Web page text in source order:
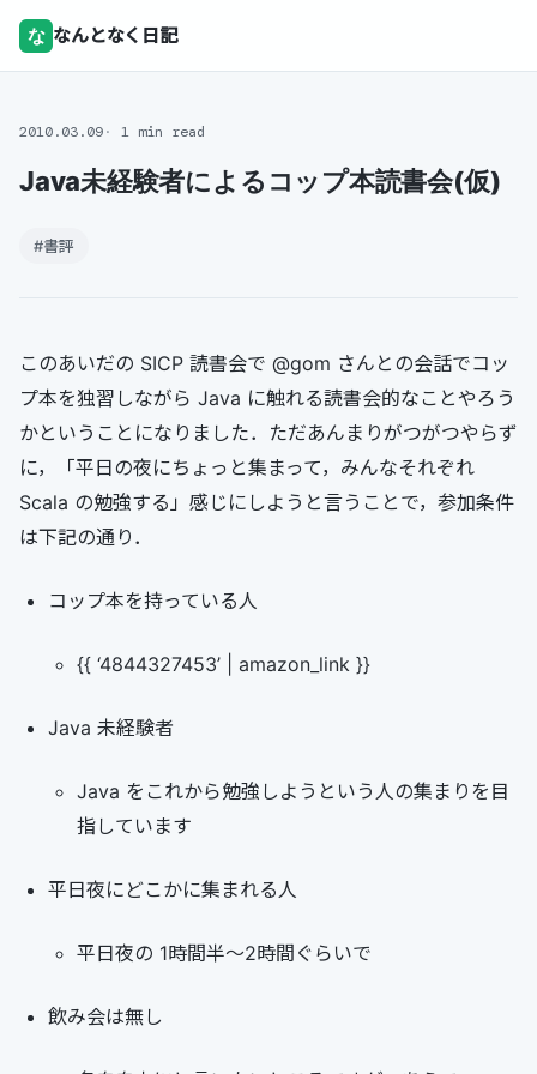
な なんとなく日記
2010.03.09 1 min read
Java未経験者によるコップ本読書会(仮)
#書評
このあいだの SICP 読書会で @gom さんとの会話でコッ
プ本を独習しながら Java に触れる読書会的なことやろう
かということになりました．ただあんまりがつがつやらず
に，「平日の夜にちょっと集まって，みんなそれぞれ
Scala の勉強する」感じにしようと言うことで，参加条件
は下記の通り．
コップ本を持っている人
{{ ‘4844327453’ | amazon_link }}
Java 未経験者
Java をこれから勉強しようという人の集まりを目
指しています
平日夜にどこかに集まれる人
平日夜の 1時間半～2時間ぐらいで
飲み会は無し